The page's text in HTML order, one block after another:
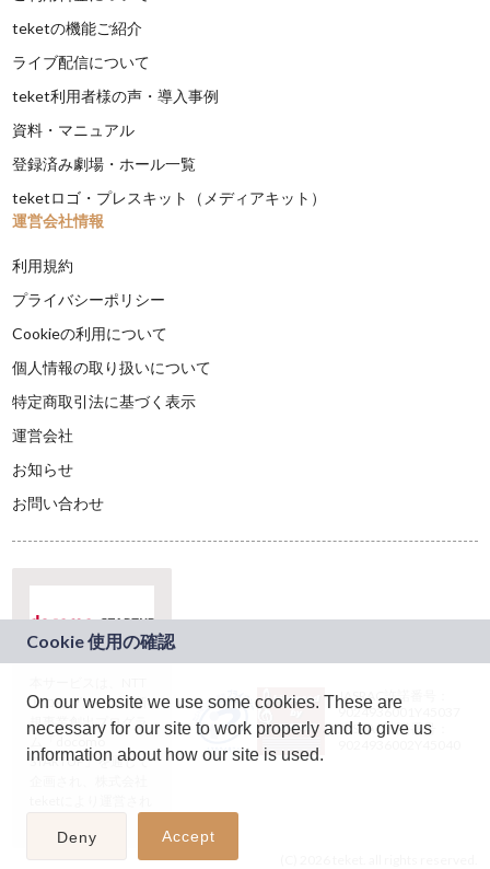
teketの機能ご紹介
ライブ配信について
teket利用者様の声・導入事例
資料・マニュアル
登録済み劇場・ホール一覧
teketロゴ・プレスキット（メディアキット）
運営会社情報
利用規約
プライバシーポリシー
Cookieの利用について
個人情報の取り扱いについて
特定商取引法に基づく表示
運営会社
お知らせ
お問い合わせ
ドコモグループの新
規事業創出プログラ
ム「docomo
STARTUP」を通じて
JASRAC許諾番号：
9024936001Y45037
JASRAC許諾番号：
On our website we use some cookies. These are
necessary for our site to work properly and to give us
information about how our site is used.
Deny Accept